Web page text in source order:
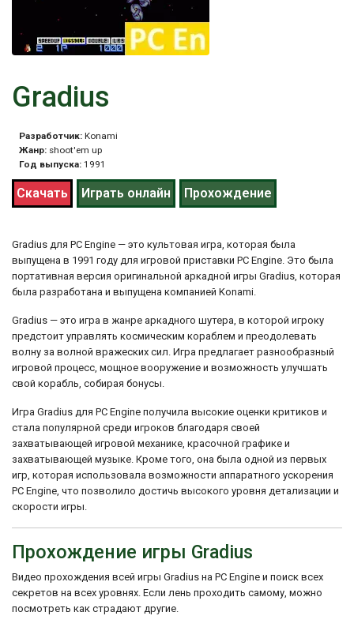
Gradius
Разработчик: Konami
Жанр: shoot'em up
Год выпуска: 1991
Скачать Играть онлайн Прохождение
Gradius для PC Engine — это культовая игра, которая была
выпущена в 1991 году для игровой приставки PC Engine. Это была
портативная версия оригинальной аркадной игры Gradius, которая
была разработана и выпущена компанией Konami.
Gradius — это игра в жанре аркадного шутера, в которой игроку
предстоит управлять космическим кораблем и преодолевать
волну за волной вражеских сил. Игра предлагает разнообразный
игровой процесс, мощное вооружение и возможность улучшать
свой корабль, собирая бонусы.
Игра Gradius для PC Engine получила высокие оценки критиков и
стала популярной среди игроков благодаря своей
захватывающей игровой механике, красочной графике и
захватывающей музыке. Кроме того, она была одной из первых
игр, которая использовала возможности аппаратного ускорения
PC Engine, что позволило достичь высокого уровня детализации и
скорости игры.
Прохождение игры Gradius
Видео прохождения всей игры Gradius на PC Engine и поиск всех
секретов на всех уровнях. Если лень проходить самому, можно
посмотреть как страдают другие.